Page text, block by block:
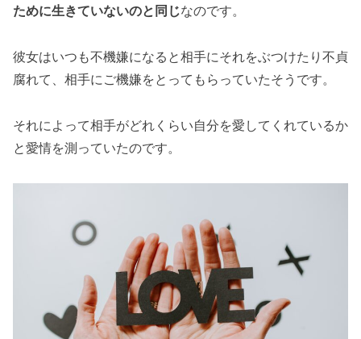
ために生きていないのと同じなのです。
彼女はいつも不機嫌になると相手にそれをぶつけたり不貞
腐れて、相手にご機嫌をとってもらっていたそうです。
それによって相手がどれくらい自分を愛してくれているか
と愛情を測っていたのです。